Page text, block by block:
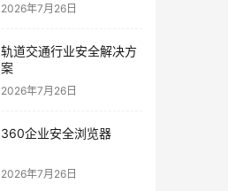
2026年7月26日
轨道交通行业安全解决方
案
2026年7月26日
360企业安全浏览器
2026年7月26日